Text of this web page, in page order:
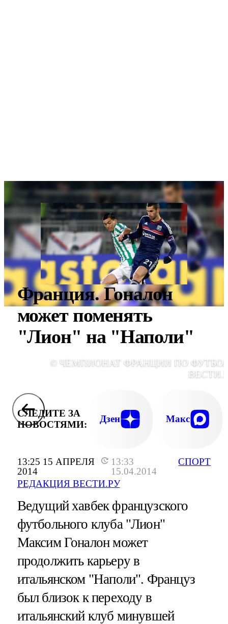
13:25 15 АПРЕЛЯ
2014
13:33
15.04.2014
РЕДАКЦИЯ ВЕСТИ.РУ
СПОРТ
Франция. Гоналон
может поменять
"Лион" на "Наполи"
© ЧЕМПИОНАТ ФРАНЦИИ ПО
СЛЕДИТЕ ЗА
НОВОСТЯМИ:
Дзен Макс
Ведущий хавбек французского
футбольного клуба "Лион"
Максим Гоналон может
продолжить карьеру в
итальянском "Наполи". Француз
был близок к переходу в
итальянский клуб минувшей